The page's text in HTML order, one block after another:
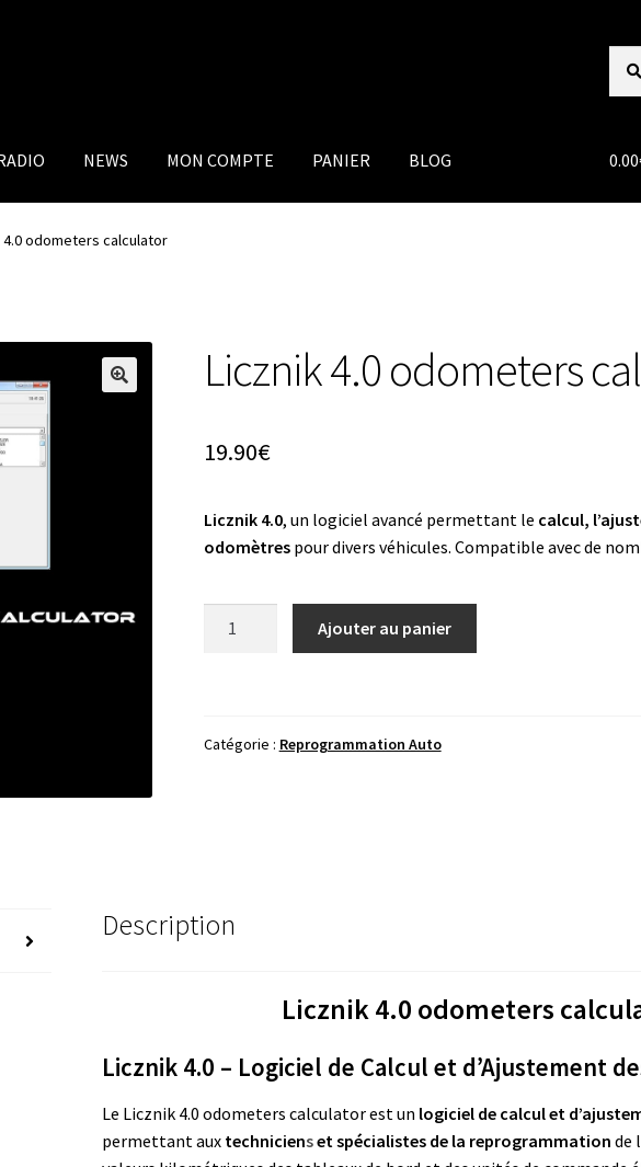
pour :
NEWS MON COMPTE PANIER BLOG 0.00
4.0 odometers calculator
Licznik 4.0 odometers
19.90€
Licznik 4.0, un logiciel avancé permettant le calcul,
odomètrespour divers véhicules. Compatible avec de
calculator
Ajouter au panier
Catégorie : Reprogrammation Auto
Description
Licznik 4.0 odometers
Licznik 4.0 – Logiciel de Calcul et d’Ajustement
Le Licznik 4.0 odometers calculator est un logiciel de calcul et
permettant aux technicienset spécialistes de la reprogrammation de